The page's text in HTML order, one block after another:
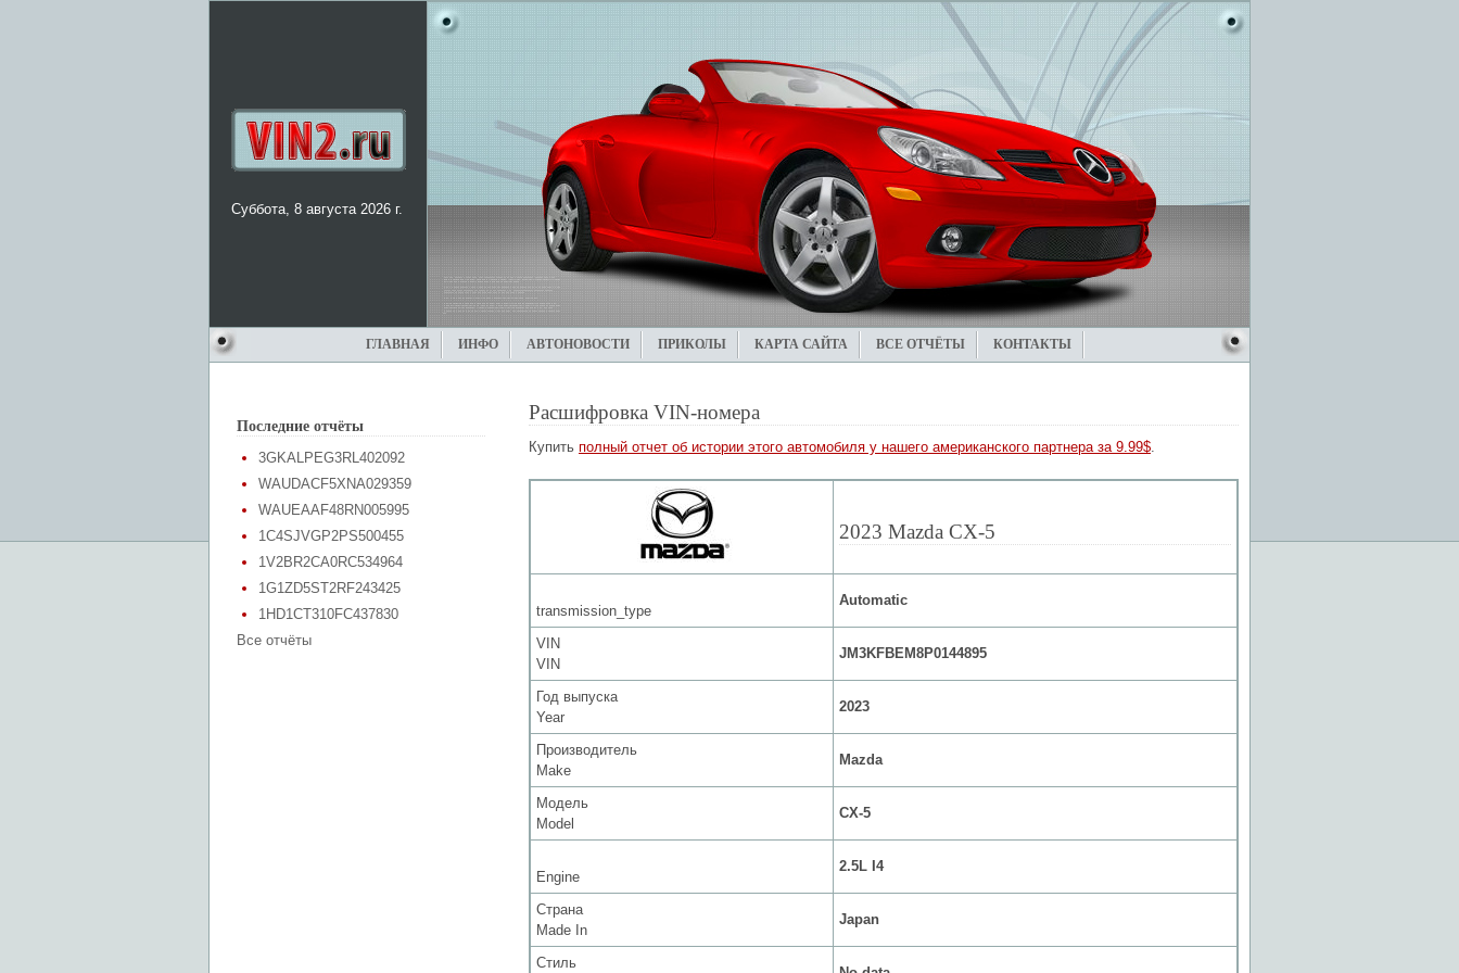
Суббота, 8 августа 2026 г.
ГЛАВНАЯ ИНФО АВТОНОВОСТИ ПРИКОЛЫ КАРТА САЙТА ВСЕ ОТЧЁТЫ КОНТАКТЫ
Последние отчёты
3GKALPEG3RL402092
WAUDACF5XNA029359
WAUEAAF48RN005995
1C4SJVGP2PS500455
1V2BR2CA0RC534964
1G1ZD5ST2RF243425
1HD1CT310FC437830
Все отчёты
Расшифровка VIN-номера
Купить полный отчет об истории этого автомобиля у нашего американского партнера за 9.99$.
2023 Mazda CX-5
transmission_type
Automatic
VIN
VIN
JM3KFBEM8P0144895
Год выпуска
Year
2023
Производитель
Make
Mazda
Модель
Model
CX-5
Engine
2.5L I4
Страна
Made In
Japan
Стиль